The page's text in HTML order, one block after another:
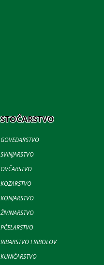
STOČARSTVO
GOVEDARSTVO
SVINJARSTVO
OVČARSTVO
KOZARSTVO
KONJARSTVO
ŽIVINARSTVO
PČELARSTVO
RIBARSTVO I RIBOLOV
KUNIĆARSTVO